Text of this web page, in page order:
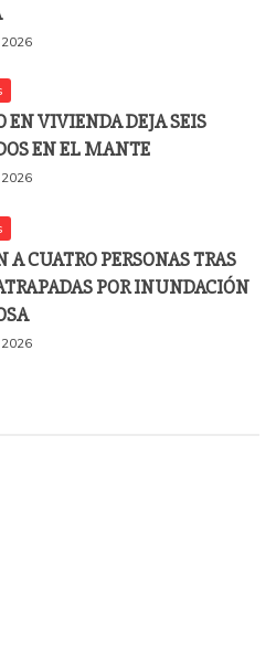
EN VIVIENDA DEJA SEIS
EN EL MANTE
A CUATRO PERSONAS TRAS
POR INUNDACIÓN